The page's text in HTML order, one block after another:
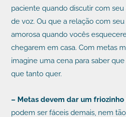
paciente quando discutir com
de voz. Ou que a relação com
amorosa quando vocês
chegarem em casa. Com metas
imagine uma cena para saber
que tanto quer.
– Metas devem dar um
podem ser fáceis demais, nem